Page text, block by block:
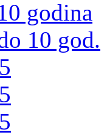
godina
10 god.